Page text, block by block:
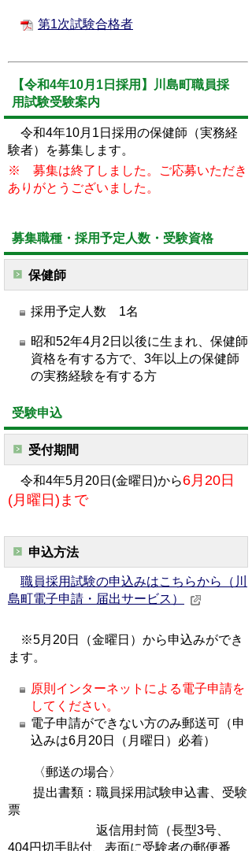
第1次試験合格者
【令和4年10月1日採用】川島町職員採
用試験受験案内
令和4年10月1日採用の保健師（実務経
験者）を募集します。
※
募集は終了しました。ご応募いただき
ありがとうございました。
募集職種・採用予定人数・受験資格
保健師
採用予定人数 1名
昭和52年4月2日以後に生まれ、保健師
資格を有する方で、3年以上の保健師
の実務経験を有する方
受験申込
受付期間
令和4年5月20日(金曜日)から6月20 日
(月曜日)まで
申込方法
職員採用試験の申込みはこちらから（川
島町電子申請・届出サービス）
※5月20日（金曜日）から申込みができ
ます。
原則インターネットによる電子申請を
してください。
電子申請ができない方のみ郵送可 （申
込みは6月20日（月曜日）必着）
〈郵送の場合〉
提出書類：職員採用試験申込書、受験
票
返信用封筒（長型3号、
404円切手貼付、表面に受験者の郵便番